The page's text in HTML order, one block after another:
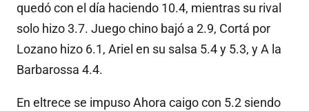
quedó con el día haciendo 10.4, mientras su rival
solo hizo 3.7. Juego chino bajó a 2.9, Cortá por
Lozano hizo 6.1, Ariel en su salsa 5.4 y 5.3, y A la
Barbarossa 4.4.
En eltrece se impuso Ahora caigo con 5.2 siendo